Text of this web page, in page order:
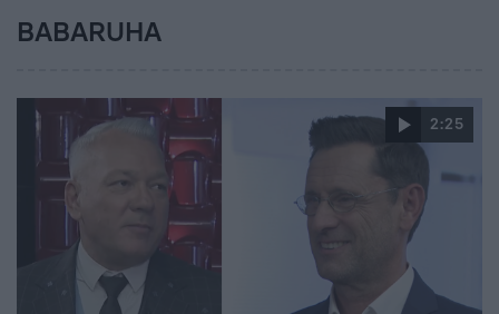
BABARUHA
2:25